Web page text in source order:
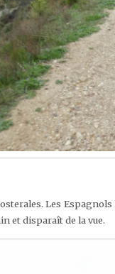
Les
et disparaît de la vue.